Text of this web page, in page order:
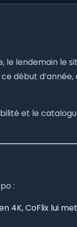
le lendemain le
début d’année,
et le
:
4K, CoFlix lui